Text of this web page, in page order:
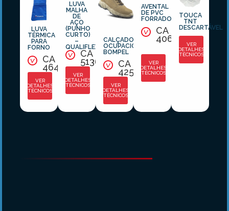
LUVA
TÉRMICA
PARA
FORNO
CA
46432
VER
DETALHES
TÉCNICOS
LUVA
MALHA
DE
AÇO
(PUNHO
CURTO)
–
QUALIFLEX
CA
51368
VER
DETALHES
TÉCNICOS
CALÇADO
OCUPACIONAL
BOMPEL
CA
42503
VER
DETALHES
TÉCNICOS
AVENTAL
DE PVC
FORRADO
CA
40610
VER
DETALHES
TÉCNICOS
TOUCA
TNT
DESCARTÁVEL
VER
DETALHES
TÉCNICOS